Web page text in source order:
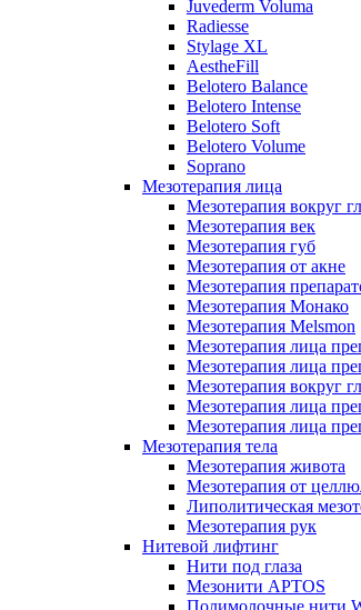
Juvederm Voluma
Radiesse
Stylage XL
AestheFill
Belotero Balance
Belotero Intense
Belotero Soft
Belotero Volume
Soprano
Мезотерапия лица
Мезотерапия вокруг
Мезотерапия век
Мезотерапия губ
Мезотерапия от акне
Мезотерапия
Мезотерапия Монако
Мезотерапия Melsmon
Мезотерапия лица
Мезотерапия лица
Мезотерапия вокруг
Мезотерапия лица
Мезотерапия лица
Мезотерапия тела
Мезотерапия живота
Мезотерапия от
Липолитическая
Мезотерапия рук
Нитевой лифтинг
Нити под глаза
Мезонити APTOS
Полимолочные нити